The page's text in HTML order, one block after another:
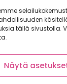
tällä sivustolla.
Näytä